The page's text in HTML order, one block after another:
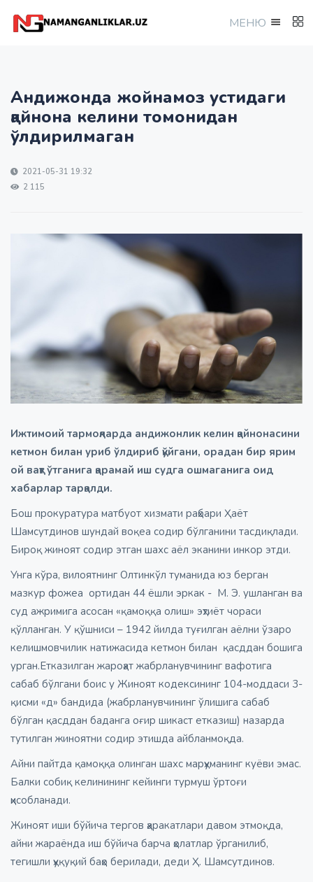
МEНЮ
Андижонда жойнамоз устидаги
қайнона келини томонидан
ўлдирилмаган
2021-05-31 19:32
2 115
Ижтимоий тармоқларда андижонлик келин қайнонасини
кетмон билан уриб ўлдириб қўйгани, орадан бир ярим
ой вақт ўтганига қарамай иш судга ошмаганига оид
хабарлар тарқалди.
Бош прокуратура матбуот хизмати раҳбари Ҳаёт
Шамсутдинов шундай воқеа содир бўлганини тасдиқлади.
Бироқ жиноят содир этган шахс аёл эканини инкор этди.
Унга кўра, вилоятнинг Олтинкўл туманида юз берган
мазкур фожеа ортидан 44 ёшли эркак - М. Э. ушланган ва
суд ажримига асосан «қамоққа олиш» эҳтиёт чораси
қўлланган. У қўшниси – 1942 йилда туғилган аёлни ўзаро
келишмовчилик натижасида кетмон билан қасддан бошига
урган.Етказилган жароҳат жабрланувчининг вафотига
сабаб бўлгани боис у Жиноят кодексининг 104-моддаси 3-
қисми «д» бандида (жабрланувчининг ўлишига сабаб
бўлган қасддан баданга оғир шикаст етказиш) назарда
тутилган жиноятни содир этишда айбланмоқда.
Айни пайтда қамоққа олинган шахс марҳуманинг куёви эмас.
Балки собиқ келинининг кейинги турмуш ўртоғи
ҳисобланади.
Жиноят иши бўйича тергов ҳаракатлари давом этмоқда,
айни жараёнда иш бўйича барча ҳолатлар ўрганилиб,
тегишли ҳуқуқий баҳо берилади, деди Ҳ. Шамсутдинов.